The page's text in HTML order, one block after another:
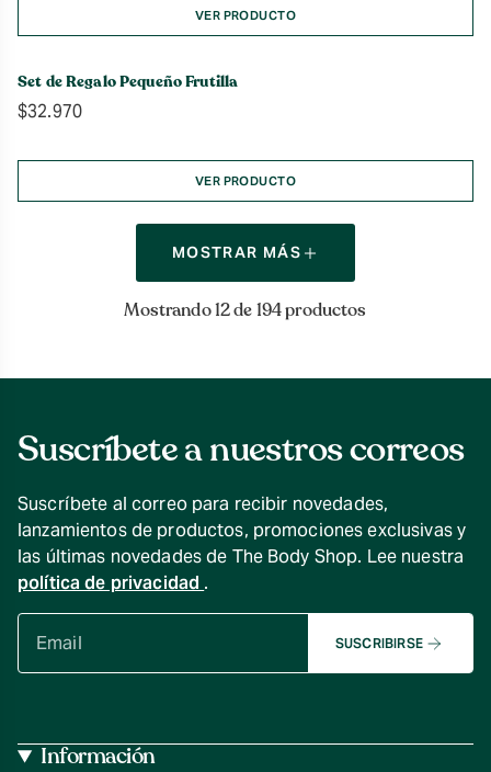
VER PRODUCTO
Set de Regalo Pequeño Frutilla
$32.970
VER PRODUCTO
Mostrando 12 de 194 productos
MOSTRAR MÁS
Suscríbete a nuestros correos
Suscríbete al correo para recibir novedades,
lanzamientos de productos, promociones exclusivas y
las últimas novedades de The Body Shop. Lee nuestra
política de privacidad .
SUSCRIBIRSE
Información